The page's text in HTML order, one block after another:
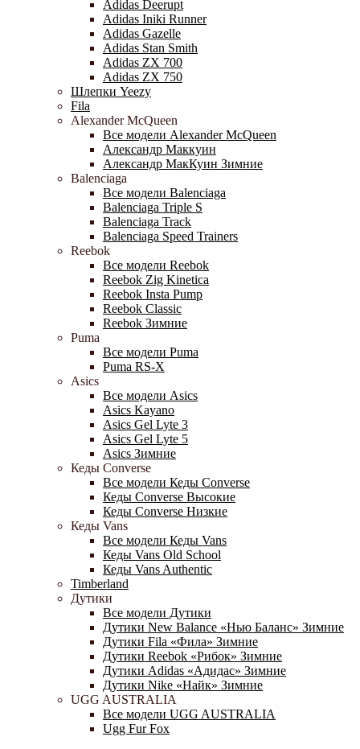
Adidas Deerupt
Adidas Iniki Runner
Adidas Gazelle
Adidas Stan Smith
Adidas ZX 700
Adidas ZX 750
Шлепки Yeezy
Fila
Alexander McQueen
Все модели Alexander McQueen
Александр Маккуин
Александр МакКуин Зимние
Balenciaga
Все модели Balenciaga
Balenciaga Triple S
Balenciaga Track
Balenciaga Speed Trainers
Reebok
Все модели Reebok
Reebok Zig Kinetica
Reebok Insta Pump
Reebok Classic
Reebok Зимние
Puma
Все модели Puma
Puma RS-X
Asics
Все модели Asics
Asics Kayano
Asics Gel Lyte 3
Asics Gel Lyte 5
Asics Зимние
Кеды Converse
Все модели Кеды Converse
Кеды Converse Высокие
Кеды Converse Низкие
Кеды Vans
Все модели Кеды Vans
Кеды Vans Old School
Кеды Vans Authentic
Timberland
Дутики
Все модели Дутики
Дутики New Balance «Нью Баланс» Зимние
Дутики Fila «Фила» Зимние
Дутики Reebok «Рибок» Зимние
Дутики Adidas «Адидас» Зимние
Дутики Nike «Найк» Зимние
UGG AUSTRALIA
Все модели UGG AUSTRALIA
Ugg Fur Fox